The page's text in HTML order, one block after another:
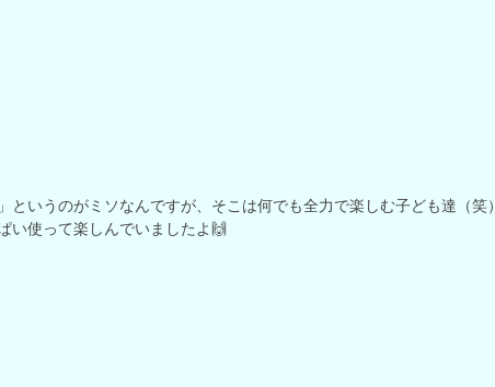
というのがミソなんですが、そこは何でも全力で楽しむ子ども達（笑）
い使って楽しんでいましたよ🙌